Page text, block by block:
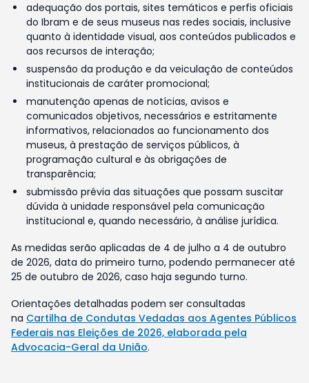
adequação dos portais, sites temáticos e perfis oficiais
do Ibram e de seus museus nas redes sociais, inclusive
quanto à identidade visual, aos conteúdos publicados e
aos recursos de interação;
suspensão da produção e da veiculação de conteúdos
institucionais de caráter promocional;
manutenção apenas de notícias, avisos e
comunicados objetivos, necessários e estritamente
informativos, relacionados ao funcionamento dos
museus, à prestação de serviços públicos, à
programação cultural e às obrigações de
transparência;
submissão prévia das situações que possam suscitar
dúvida à unidade responsável pela comunicação
institucional e, quando necessário, à análise jurídica.
As medidas serão aplicadas de 4 de julho a 4 de outubro
de 2026, data do primeiro turno, podendo permanecer até
25 de outubro de 2026, caso haja segundo turno.
Orientações detalhadas podem ser consultadas
na Cartilha de Condutas Vedadas aos Agentes Públicos
Federais nas Eleições de 2026, elaborada pela
Advocacia-Geral da União.